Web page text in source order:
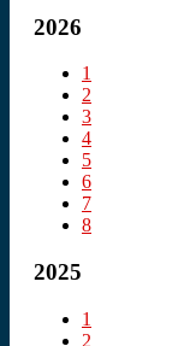
2026
1
2
3
4
5
6
7
8
2025
1
2